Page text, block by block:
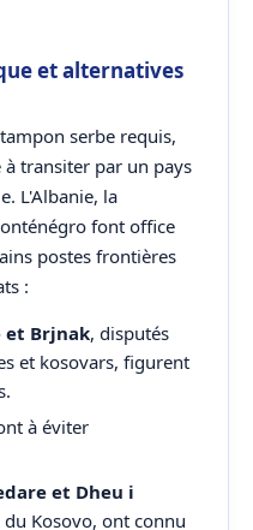
et alternatives
serbe requis,
transiter par un pays
L'Albanie, la
font office
postes frontières
:
et Brjnak, disputés
et kosovars, figurent
à éviter
et Dheu i
du Kosovo, ont connu